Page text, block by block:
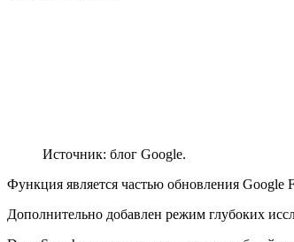
Источник: блог Google.
Функция является частью обновления Google
Дополнительно добавлен режим глубоких